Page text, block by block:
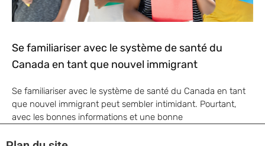
Se familiariser avec le système de santé du
Canada en tant que nouvel immigrant
Se familiariser avec le système de santé du Canada en tant
que nouvel immigrant peut sembler intimidant. Pourtant,
avec les bonnes informations et une bonne